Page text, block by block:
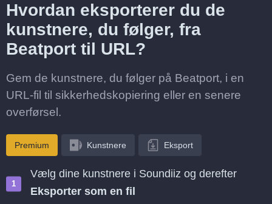
Hvordan eksporterer du de
kunstnere, du følger, fra
Beatport til URL?
Gem de kunstnere, du følger på Beatport, i en
URL-fil til sikkerhedskopiering eller en senere
overførsel.
Premium Kunstnere Eksport
Vælg dine kunstnere i Soundiiz og derefter
Eksporter som en fil